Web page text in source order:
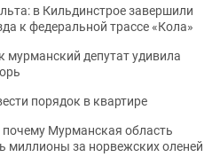
в Кильдинстрое завершили
к федеральной трассе «Кола»
мурманский депутат удивила
порядок в квартире
Мурманская область
миллионы за норвежских оленей